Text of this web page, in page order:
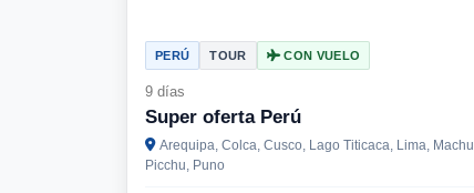
PERÚ TOUR CON VUELO
9 días
Super oferta Perú
Arequipa, Colca, Cusco, Lago Titicaca, Lima, Machu
Picchu, Puno